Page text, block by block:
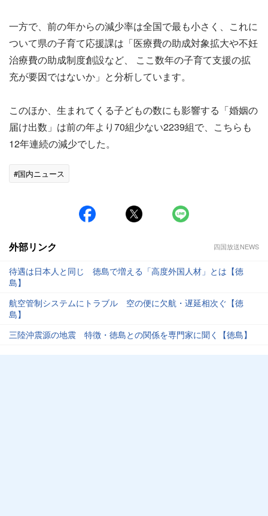
一方で、前の年からの減少率は全国で最も小さく、これに
ついて県の子育て応援課は「医療費の助成対象拡大や不妊
治療費の助成制度創設など、 ここ数年の子育て支援の拡
充が要因ではないか」と分析しています。
このほか、生まれてくる子どもの数にも影響する「婚姻の
届け出数」は前の年より70組少ない2239組で、こちらも
12年連続の減少でした。
#国内ニュース
外部リンク 四国放送NEWS
待遇は日本人と同じ 徳島で増える「高度外国人材」とは【徳
島】
航空管制システムにトラブル 空の便に欠航・遅延相次ぐ【徳
島】
三陸沖震源の地震 特徴・徳島との関係を専門家に聞く【徳島】